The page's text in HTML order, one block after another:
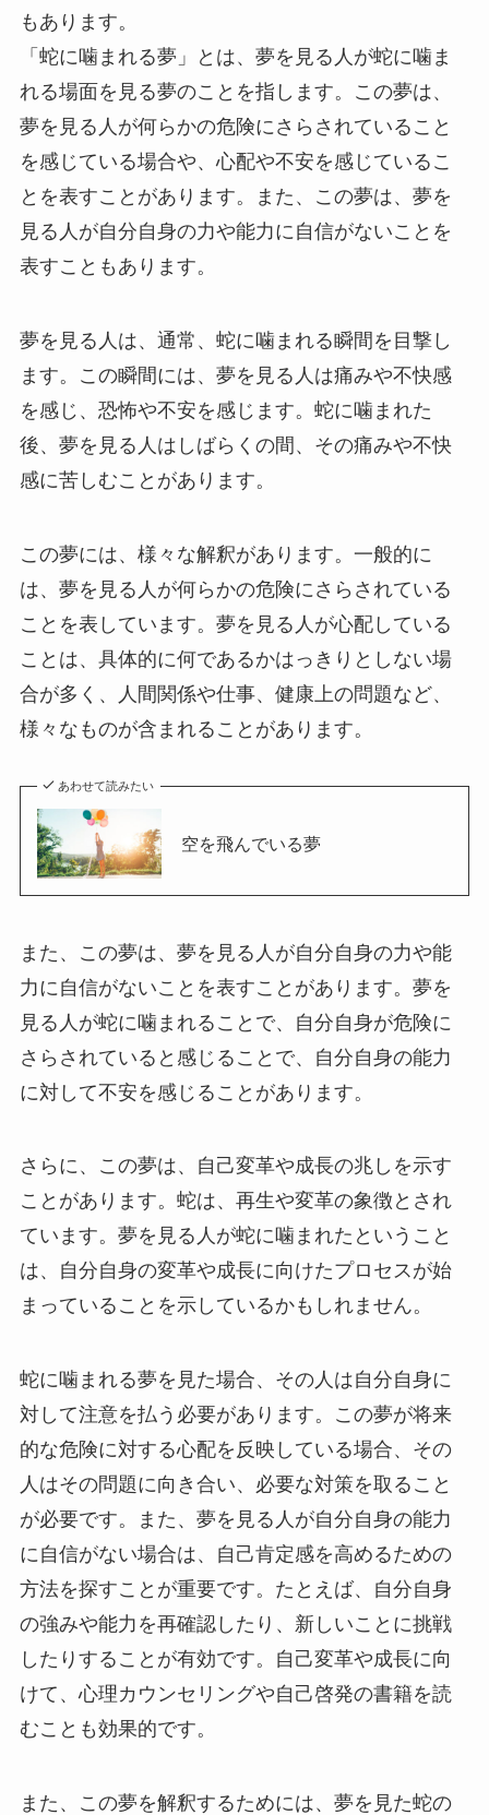
もあります。
「蛇に噛まれる夢」とは、夢を見る人が蛇に噛ま
れる場面を見る夢のことを指します。この夢は、
夢を見る人が何らかの危険にさらされていること
を感じている場合や、心配や不安を感じているこ
とを表すことがあります。また、この夢は、夢を
見る人が自分自身の力や能力に自信がないことを
表すこともあります。
夢を見る人は、通常、蛇に噛まれる瞬間を目撃し
ます。この瞬間には、夢を見る人は痛みや不快感
を感じ、恐怖や不安を感じます。蛇に噛まれた
後、夢を見る人はしばらくの間、その痛みや不快
感に苦しむことがあります。
この夢には、様々な解釈があります。一般的に
は、夢を見る人が何らかの危険にさらされている
ことを表しています。夢を見る人が心配している
ことは、具体的に何であるかはっきりとしない場
合が多く、人間関係や仕事、健康上の問題など、
様々なものが含まれることがあります。
あわせて読みたい
空を飛んでいる夢
また、この夢は、夢を見る人が自分自身の力や能
力に自信がないことを表すことがあります。夢を
見る人が蛇に噛まれることで、自分自身が危険に
さらされていると感じることで、自分自身の能力
に対して不安を感じることがあります。
さらに、この夢は、自己変革や成長の兆しを示す
ことがあります。蛇は、再生や変革の象徴とされ
ています。夢を見る人が蛇に噛まれたということ
は、自分自身の変革や成長に向けたプロセスが始
まっていることを示しているかもしれません。
蛇に噛まれる夢を見た場合、その人は自分自身に
対して注意を払う必要があります。この夢が将来
的な危険に対する心配を反映している場合、その
人はその問題に向き合い、必要な対策を取ること
が必要です。また、夢を見る人が自分自身の能力
に自信がない場合は、自己肯定感を高めるための
方法を探すことが重要です。たとえば、自分自身
の強みや能力を再確認したり、新しいことに挑戦
したりすることが有効です。自己変革や成長に向
けて、心理カウンセリングや自己啓発の書籍を読
むことも効果的です。
また、この夢を解釈するためには、夢を見た蛇の